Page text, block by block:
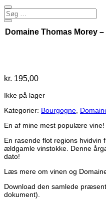
Domaine Thomas Morey
kr. 195,00
Ikke på lager
Kategorier: Bourgogne
En af mine mest populære vine!
En rasende flot regions hvidvin
ældgamle vinstokke. Denne
dato!
Læs mere om vinen og
Download den samlede
dokument).